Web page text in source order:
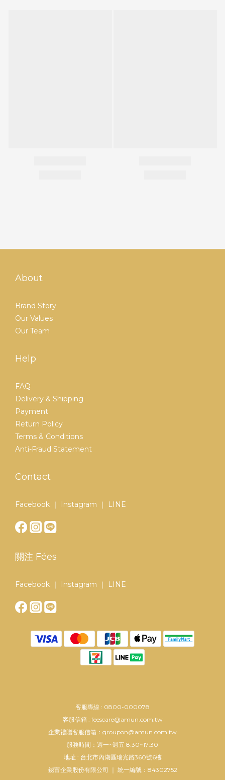
About
Brand Story
Our Values
Our Team
Help
FAQ
Delivery & Shipping
Payment
Return Policy
Terms & Conditions
Anti-Fraud Statement
Contact
Facebook ｜ Instagram ｜ LINE
關注 Fées
Facebook ｜ Instagram ｜ LINE
客服專線 : 0800-000078
客服信箱 : feescare@amun.com.tw
企業禮贈客服信箱：groupon@amun.com.tw
服務時間：週一~週五 8:30~17:30
地址 : 台北市內湖區瑞光路360號6樓
鉍富企業股份有限公司 ｜ 統一編號：84302752